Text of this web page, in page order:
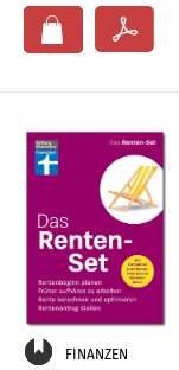
FINANZEN